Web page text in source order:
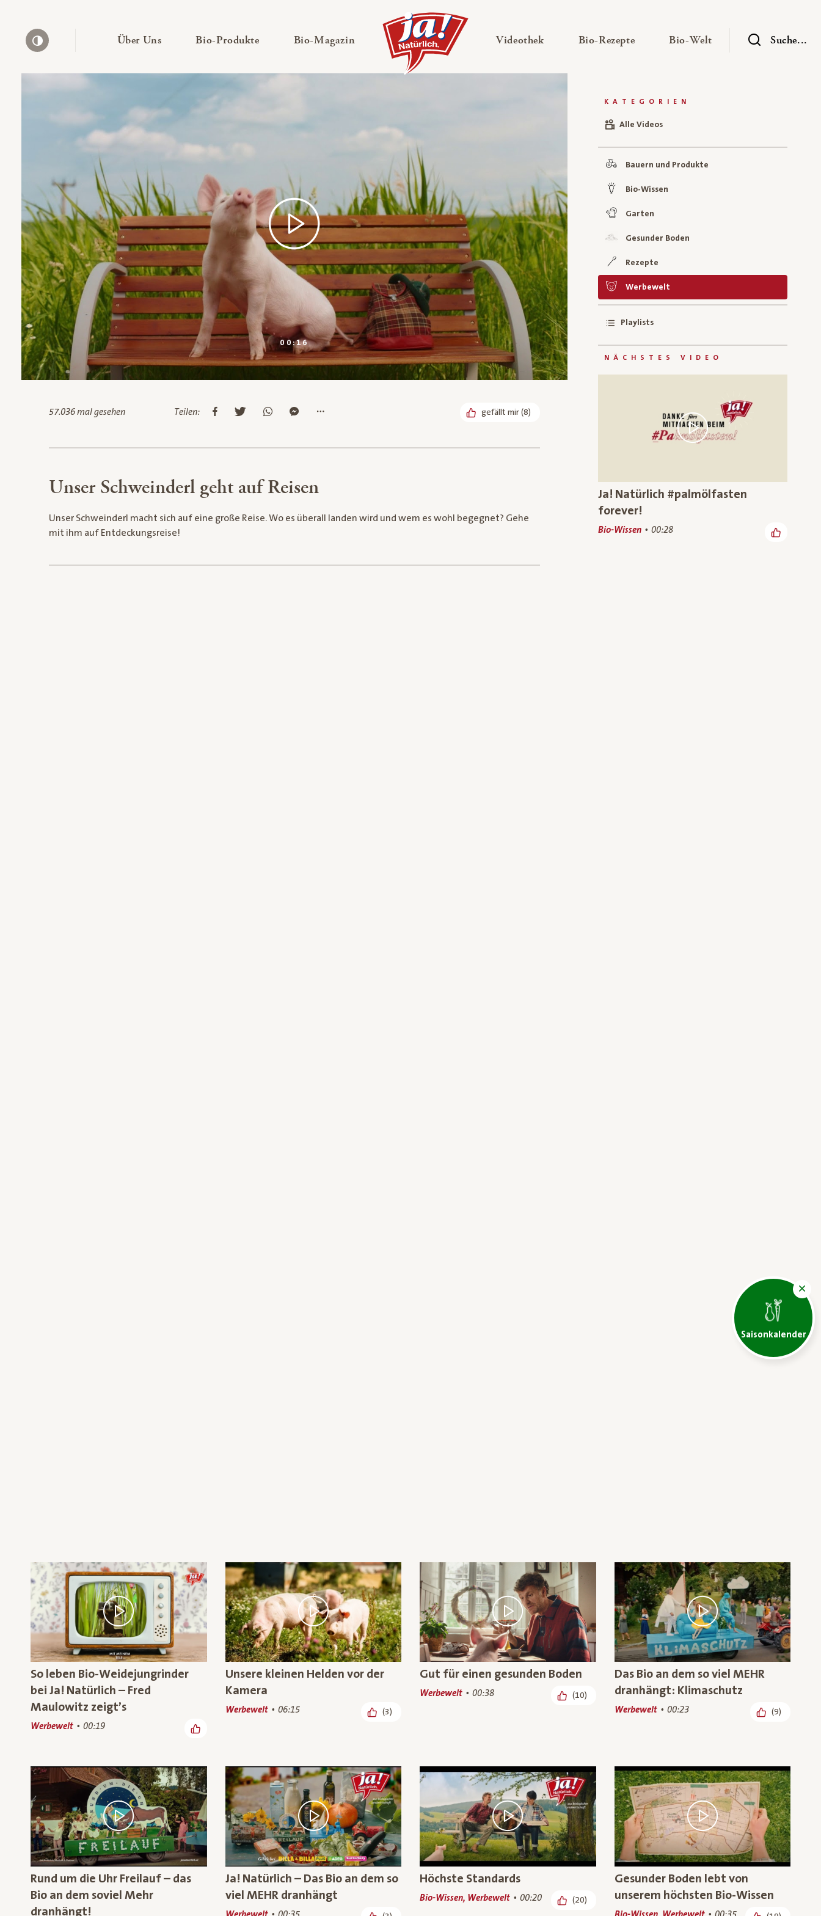
Über Uns— Untermenü ausklappen
Bio-Produkte— Untermenü ausklappen
Bio-Magazin — Untermenü ausklappen Videothek— Untermenü ausklappen
Bio-Rezepte— Untermenü ausklappen
Bio-Welt — UntermenüSuche...
Saisonkalender
Bio-Thek
DAUER:
00:16
57.036 mal gesehen Teilen: gefällt mirBereits geliked:
(8)
Unser Schweinderl geht auf Reisen
Unser Schweinderl macht sich auf eine große Reise. Wo es überall landen wird und wem es wohl begegnet? Gehe
mit ihm auf Entdeckungsreise!
KATEGORIEN
Alle Videos
Bauern und Produkte
Bio-Wissen
Garten
Gesunder Boden
Rezepte
Werbewelt
Playlists
NÄCHSTES VIDEO
Ja! Natürlich #palmölfasten
forever!
Bio-Wissen 00:28
So leben Bio-Weidejungrinder
bei Ja! Natürlich – Fred
Maulowitz zeigt’s
Werbewelt 00:19
Unsere kleinen Helden vor der
Kamera
Werbewelt 06:15 (3)
Gut für einen gesunden Boden
Werbewelt 00:38 (10)
Das Bio an dem so viel MEHR
dranhängt: Klimaschutz
Werbewelt 00:23 (9)
Rund um die Uhr Freilauf – das
Bio an dem soviel Mehr
dranhängt!
Ja! Natürlich – Das Bio an dem so
viel MEHR dranhängt
Höchste Standards
Bio-Wissen, Werbewelt 00:20 (20)
Gesunder Boden lebt von
unserem höchsten Bio-Wissen